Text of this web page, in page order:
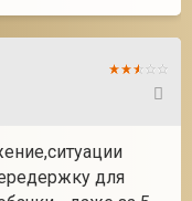
для